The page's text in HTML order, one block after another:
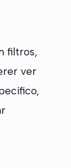
filtros,
ver